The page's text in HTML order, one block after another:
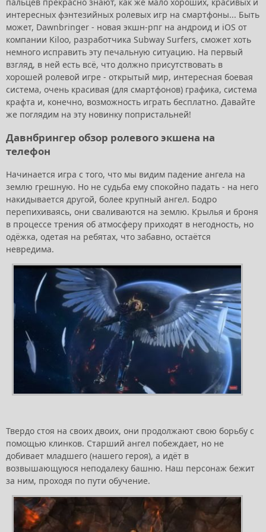
пальцев прекрасно знают, как же мало хороших, красивых и
интересных фэнтезийных ролевых игр на смартфоны... Быть
может, Dawnbringer - новая экшн-рпг на андроид и iOS от
компании Kiloo, разработчика Subway Surfers, сможет хоть
немного исправить эту печальную ситуацию. На первый
взгляд, в ней есть всё, что должно присутствовать в
хорошей ролевой игре - открытый мир, интересная боевая
система, очень красивая (для смартфонов) графика, система
крафта и, конечно, возможность играть бесплатно. Давайте
же поглядим на эту новинку попристальней!
Давнбрингер обзор ролевого экшена на
телефон
Начинается игра с того, что мы видим падение ангела на
землю грешную. Но не судьба ему спокойно падать - на него
накидывается другой, более крупный ангел. Бодро
перепихиваясь, они сваливаются на землю. Крылья и броня
в процессе трения об атмосферу приходят в негодность, но
одёжка, одетая на ребятах, что забавно, остаётся
невредима.
Твердо стоя на своих двоих, они продолжают свою борьбу с
помощью клинков. Старший ангел побеждает, но не
добивает младшего (нашего героя), а идёт в
возвышающуюся неподалеку башню. Наш персонаж бежит
за ним, проходя по пути обучение.